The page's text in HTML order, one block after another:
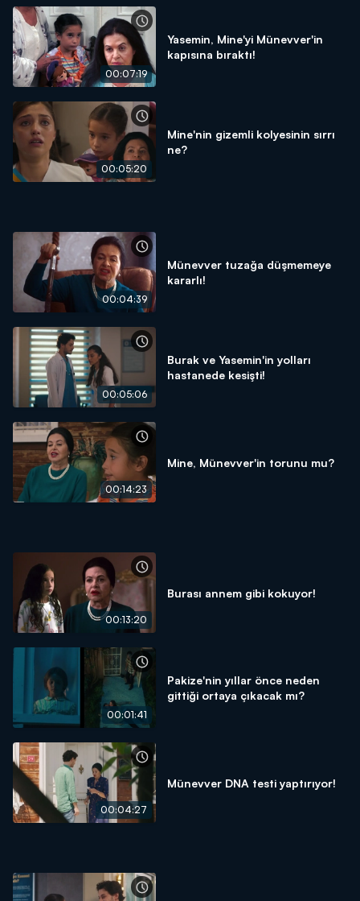
00:07:19
Yasemin, Mine'yi Münevver'in
kapısına bıraktı!
00:05:20
Mine'nin gizemli kolyesinin sırrı
ne?
00:04:39
Münevver tuzağa düşmemeye
kararlı!
00:05:06
Burak ve Yasemin'in yolları
hastanede kesişti!
00:14:23
Mine, Münevver'in torunu mu?
00:13:20
Burası annem gibi kokuyor!
00:01:41
Pakize'nin yıllar önce neden
gittiği ortaya çıkacak mı?
00:04:27
Münevver DNA testi yaptırıyor!